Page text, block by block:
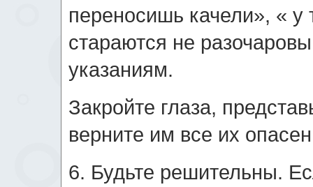
переносишь качели», «
стараются не
указаниям.
Закройте глаза,
верните им все их
6. Будьте решительны.